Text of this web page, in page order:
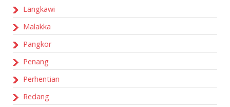
Langkawi
Malakka
Pangkor
Penang
Perhentian
Redang